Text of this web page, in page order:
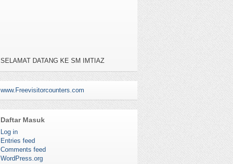
TERENGGANU , KAMPUNG BANGGOL
www.Freevisitorcounters.com
Daftar Masuk
Log in
Entries feed
Comments feed
WordPress.org